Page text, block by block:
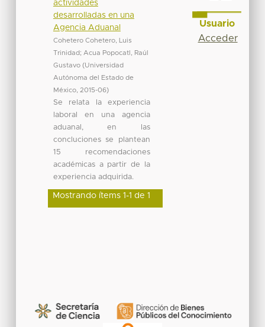
actividades
desarrolladas en una
Agencia Aduanal
Cohetero Cohetero, Luis
Trinidad; Acua Popocatl, Raúl
Gustavo (Universidad
Autónoma del Estado de
México, 2015-06)
Se relata la experiencia
laboral en una agencia
aduanal, en las
concluciones se plantean
15 recomendaciones
académicas a partir de la
experiencia adquirida.
Mostrando ítems 1-1 de 1
Usuario
Acceder